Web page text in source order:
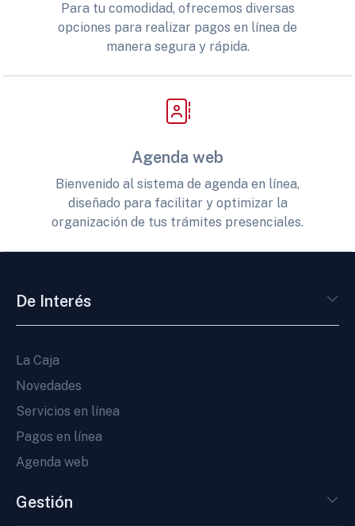
Para tu comodidad, ofrecemos diversas
opciones para realizar pagos en línea de
manera segura y rápida.
Agenda web
Bienvenido al sistema de agenda en línea,
diseñado para facilitar y optimizar la
organización de tus trámites presenciales.
De Interés
La Caja
Novedades
Servicios en línea
Pagos en línea
Agenda web
Gestión